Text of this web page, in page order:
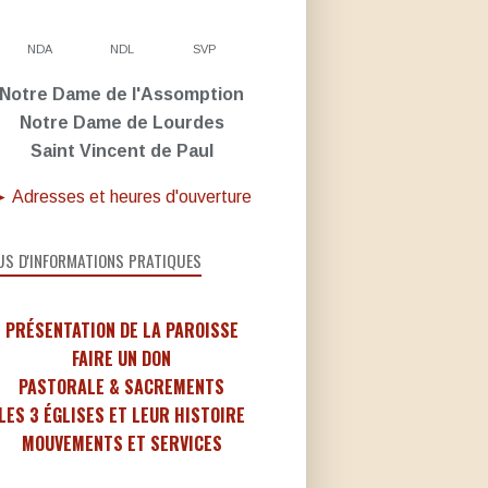
NDA NDL SVP
Notre Dame de l'Assomption
Notre Dame de Lourdes
Saint Vincent de Paul
Adresses et heures d'ouverture
D'INFORMATIONS PRATIQUES
PRÉSENTATION DE LA PAROISSE
FAIRE UN DON
PASTORALE & SACREMENTS
3 ÉGLISES ET LEUR HISTOIRE
MOUVEMENTS ET SERVICES